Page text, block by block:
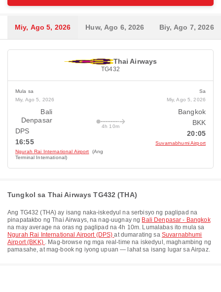
Miy, Ago 5, 2026 Huw, Ago 6, 2026 Biy, Ago 7, 2026
Thai Airways
TG432
Mula sa
Miy, Ago 5, 2026
Bali
Denpasar
DPS
16:55
Ngurah Rai International Airport
(Ang
Terminal International)
4h 10m
Sa
Miy, Ago 5, 2026
Bangkok
BKK
20:05
Suvarnabhumi Airport
Tungkol sa Thai Airways TG432 (THA)
Ang TG432 (THA) ay isang naka-iskedyul na serbisyo ng paglipad na
pinapatakbo ngThai Airways, na nag-uugnay ng Bali Denpasar - Bangkok
na may average na oras ng paglipad na4h 10m. Lumalabas ito mula sa
Ngurah Rai International Airport (DPS)at dumarating sa Suvarnabhumi
Airport (BKK) . Mag-browse ng mga real-time na iskedyul, maghambing ng
pamasahe, at mag-book ng iyong upuan — lahat sa isang lugar sa Airpaz.